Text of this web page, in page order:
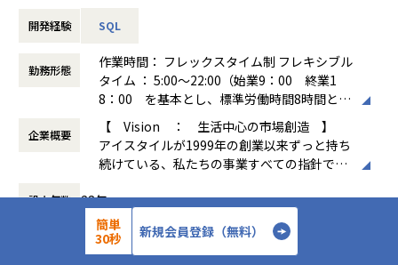
・職種や雇用形態による垣根のないフラットな組織で、多様
務に取り組める
★ ビジネス/開発の壁がない文化
解が深い状態で開発に臨むことができる
・事業課題の本質を理解した上で技術的ソリューションを提
供しフィードバックを得ることができる
★ AI活用に対する寛容さ
・プロシェアリングコンサルティングサービ
ス：外部のプロの経験・知見を複数の企業で
シェアし、経営課題を解決するサービス
・FLEXY（フレキシー）サービス：ハイクラ
スのエンジニア・デザイナーと共にIT課題を
解決するサービス
ス：プロ人材と共に、アイデア出しから事業
企画立案、実行推進を行う新規事業共創サー
ビス
・事業承継サービス：「税」「M&A」の観点
ゼロから組み立てる
4名
１．他社とのアライアンス事業推進
∟アマゾンジャパンとの協業PJT
例：@cosmeのランキング等のコンテンツデータ連
∟花王とのRNA共創コンソーシアム
例：RNAモニタリング技術の普及推進、@cosme内で
のマッチング機能開発
開発経験 SQL
勤務形態
作業時間： フレックスタイム制 フレキシブル
タイム ： 5:00～22:00（始業9：00 終業1
8：00 を基本とし、標準労働時間8時間とす
る） コアタイム：なし
働き方：フルフレックス制
時間外労働の有無： 有（月平均13時間）
休憩時間： 60分
企業概要
【 Vision ： 生活中心の市場創造 】
アイスタイルが1999年の創業以来ずっと持ち
続けている、私たちの事業すべての指針で
生活者はもちろん、私たちの事業に関わるす
べてのステークホルダーと好循環を生み出し
ながら生活者を軸とした市場を創造すること
を目指します。
設立年数 28年
449人
簡単
30秒
新規会員登録（無料）